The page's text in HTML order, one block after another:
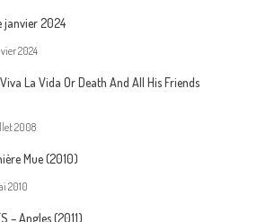
janvier 2024
2024
Viva La Vida Or Death And All His Friends
2008
Mue (2010)
2010
– Angles (2011)